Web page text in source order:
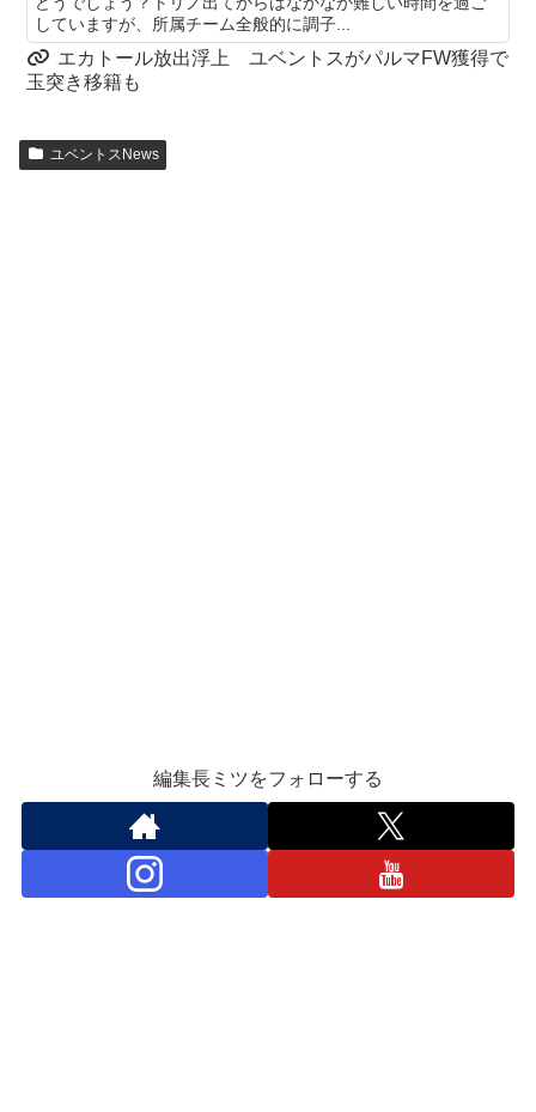
していますが、所属チーム全般的に調子...
エカトール放出浮上 ユベントスがパルマFW獲得で
玉突き移籍も
ユベントスNews
編集長ミツをフォローする